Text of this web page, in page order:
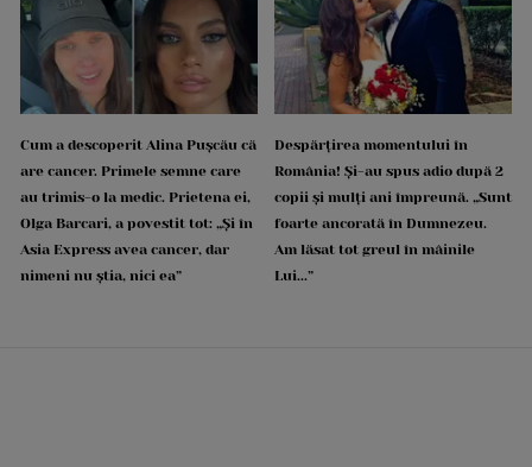
Cum a descoperit Alina Pușcău că
are cancer. Primele semne care
au trimis-o la medic. Prietena ei,
Olga Barcari, a povestit tot: „Și în
Asia Express avea cancer, dar
nimeni nu știa, nici ea”
Despărțirea momentului în
România! Și-au spus adio după 2
copii și mulți ani împreună. „Sunt
foarte ancorată în Dumnezeu.
Am lăsat tot greul în mâinile
Lui...”